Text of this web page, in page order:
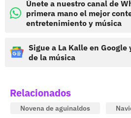
Únete a nuestro canal de
primera mano el mejor
entretenimiento y música
Sigue a La Kalle en
de la música
Relacionados
Novena de aguinaldos